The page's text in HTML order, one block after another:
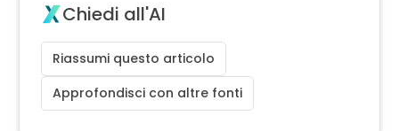
Chiedi all'AI
Riassumi questo articolo
Approfondisci con altre fonti